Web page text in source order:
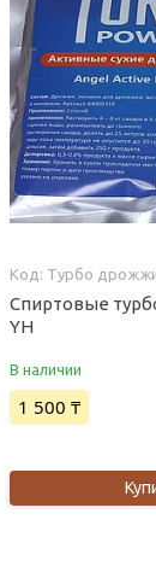
Турбо
Спиртовые
YH
В наличии
1 500 ₸